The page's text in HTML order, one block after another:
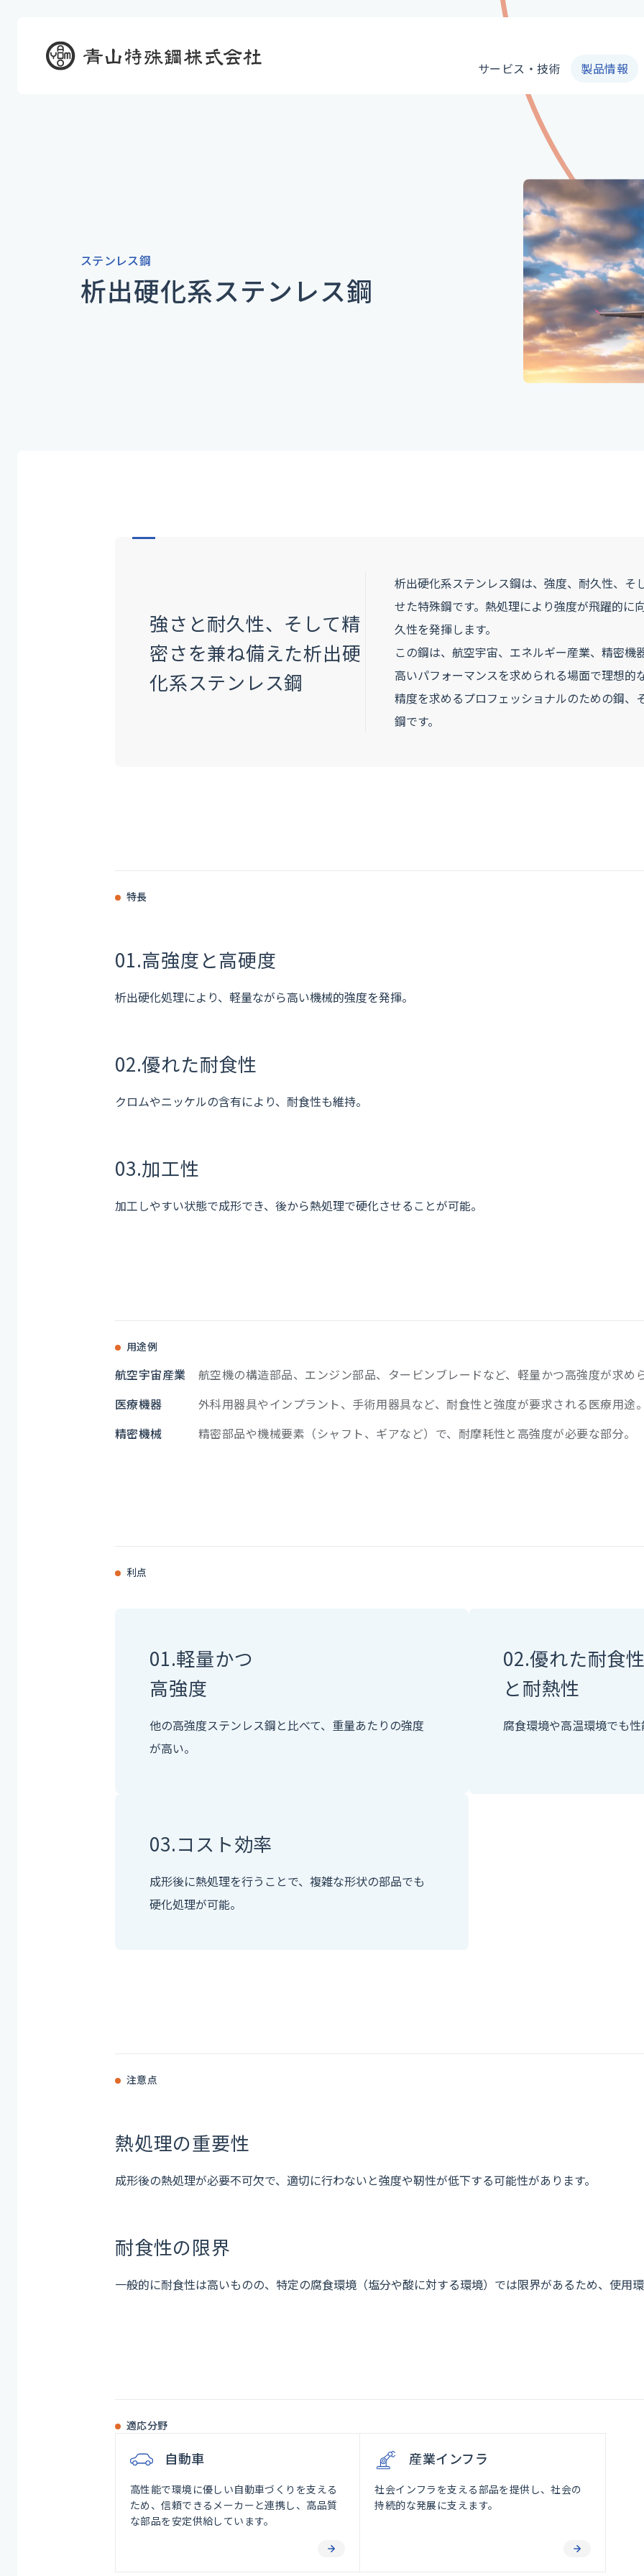
サービス・技術
サービス・技術
製品情報
ステンレス鋼
析出硬化系ステンレス鋼
強さと耐久性、そして精
密さを兼ね備えた析出硬
化系ステンレス鋼
析出硬化系ステンレス鋼は、強度、耐久性、そ
せた特殊鋼です。熱処理により強度が飛躍的に
久性を発揮します。
この鋼は、航空宇宙、エネルギー産業、精密機
高いパフォーマンスを求められる場面で理想的
精度を求めるプロフェッショナルのための鋼、
鋼です。
特長
01.高強度と高硬度
析出硬化処理により、軽量ながら高い機械的強度を発揮。
02.優れた耐食性
クロムやニッケルの含有により、耐食性も維持。
03.加工性
加工しやすい状態で成形でき、後から熱処理で硬化させることが可能。
用途例
航空宇宙産業
航空機の構造部品、エンジン部品、タービンブレードなど、軽量かつ高強度が求め
医療機器
外科用器具やインプラント、手術用器具など、耐食性と強度が要求される医療用途。
精密機械
精密部品や機械要素（シャフト、ギアなど）で、耐摩耗性と高強度が必要な部分。
利点
01.軽量かつ
高強度
他の高強度ステンレス鋼と比べて、重量あたりの強度
が高い。
02.優れた耐食性
と耐熱性
腐食環境や高温環境でも性
03.コスト効率
成形後に熱処理を行うことで、複雑な形状の部品でも
硬化処理が可能。
注意点
熱処理の重要性
成形後の熱処理が必要不可欠で、適切に行わないと強度や靭性が低下する可能性があります。
耐食性の限界
一般的に耐食性は高いものの、特定の腐食環境（塩分や酸に対する環境）では限界があるため、使用環
適応分野
自動車
高性能で環境に優しい自動車づくりを支える
ため、信頼できるメーカーと連携し、高品質
な部品を安定供給しています。
産業インフラ
社会インフラを支える部品を提供し、社会の
持続的な発展に支えます。